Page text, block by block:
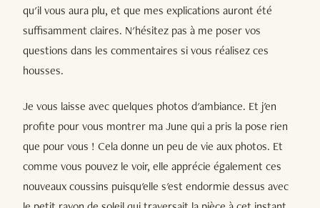
qu'il vous aura plu, et que mes explications auront été
suffisamment claires. N'hésitez pas à me poser vos
questions dans les commentaires si vous réalisez ces
housses.
Je vous laisse avec quelques photos d'ambiance. Et j'en
profite pour vous montrer ma June qui a pris la pose rien
que pour vous ! Cela donne un peu de vie aux photos. Et
comme vous pouvez le voir, elle apprécie également ces
nouveaux coussins puisqu'elle s'est endormie dessus avec